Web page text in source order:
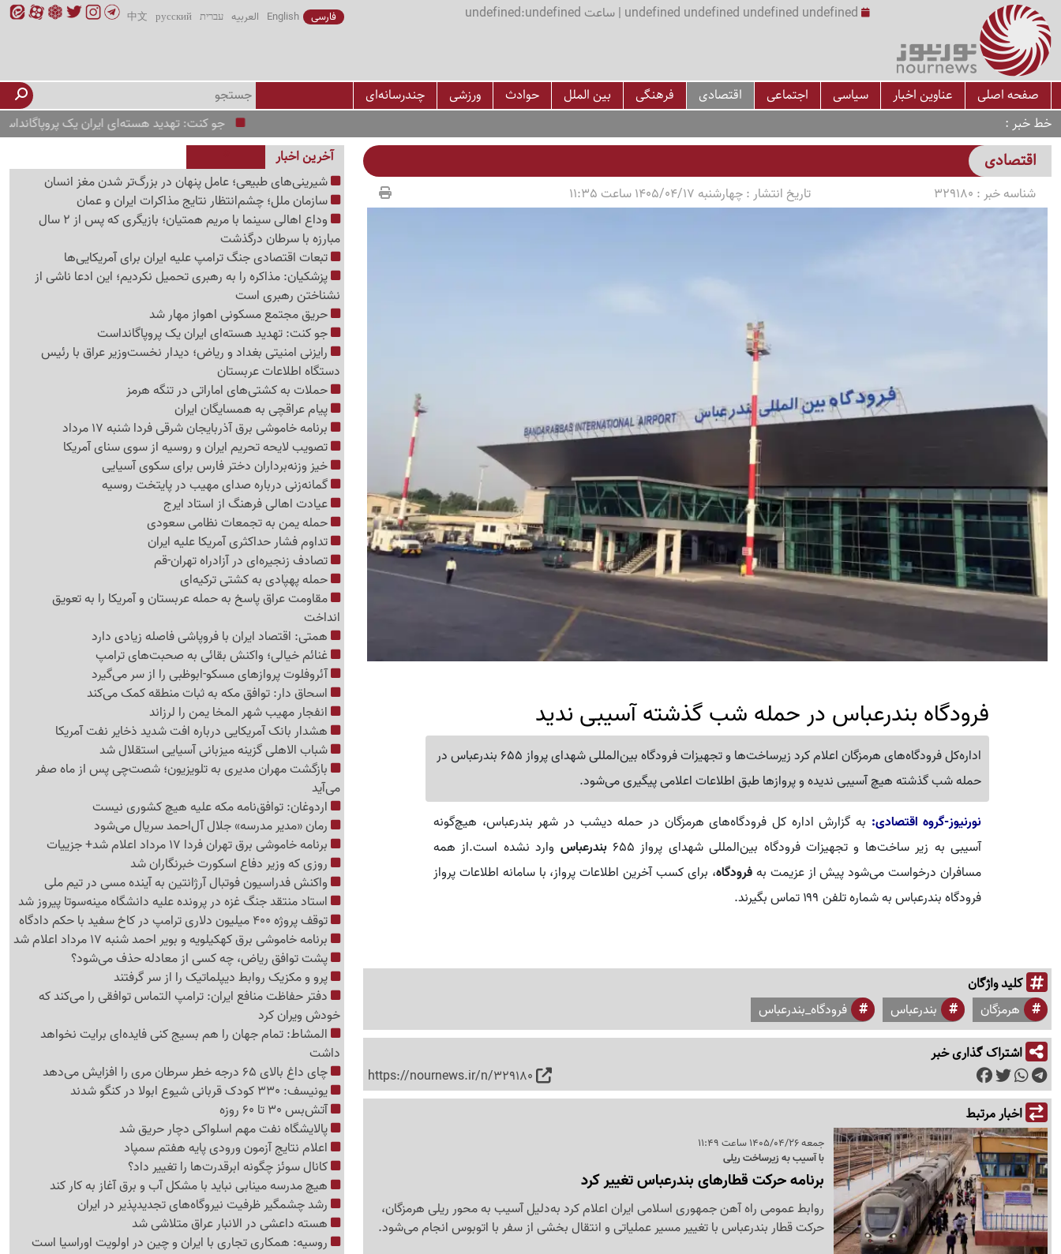
undefined undefined undefined undefined | ساعت undefined:undefined فارسی English العربیه עברית русский
中文
صفحه اصلی عناوین اخبار سیاسی اجتماعی اقتصادی فرهنگی بین الملل حوادث ورزشی
چندرسانه‌ای
خط خبر
جو کنت: تهدید هسته‌ای ایران یک پروپاگانداست
اقتصادی
شناسه خبر : 329180 تاریخ انتشار :چهارشنبه 1405/04/17 ساعت 11:35
فرودگاه بندرعباس در حمله شب گذشته آسیبی ندید
اداره‌کل فرودگاه‌های هرمزگان اعلام کرد زیرساخت‌ها و تجهیزات فرودگاه بین‌المللی شهدای پرواز 655 بندرعباس در
حمله شب گذشته هیچ آسیبی ندیده و پروازها طبق اطلاعات اعلامی پیگیری می‌شود.
نورنیوز-گروه اقتصادی: به گزارش اداره کل فرودگاه‌های هرمزگان در حمله دیشب در شهر بندرعباس، هیچ‌گونه
آسیبی به زیر ساخت‌ها و تجهیزات فرودگاه بین‌المللی شهدای پرواز ۶۵۵
بندرعباس وارد نشده است.از همه
مسافران درخواست می‌شود پیش از عزیمت بهفرودگاه، برای کسب آخرین اطلاعات پرواز، با سامانه اطلاعات پرواز
فرودگاه بندرعباس به شماره تلفن ۱۹۹ تماس بگیرند.
کلید واژگان
هرمزگان بندرعباس فرودگاه_بندرعباس
اشتراک گذاری خبر
https://nournews.ir/n/329180
اخبار مرتبط
جمعه 1405/04/26 ساعت 11:49
با آسیب به زیرساخت ریلی
برنامه حرکت قطارهای بندرعباس تغییر کرد
روابط عمومی راه آهن جمهوری اسلامی ایران اعلام کرد به‌دلیل آسیب به محور ریلی هرمزگان،
حرکت قطار بندرعباس با تغییر مسیر عملیاتی و انتقال بخشی از سفر با اتوبوس انجام می‌شود.
آخرین اخبار
شیرینی‌های طبیعی؛ عامل پنهان در بزرگ‌تر شدن مغز انسان
سازمان ملل؛ چشم‌انتظار نتایج مذاکرات ایران و عمان
وداع اهالی سینما با مریم همتیان؛ بازیگری که پس از 2 سال
مبارزه با سرطان درگذشت
تبعات اقتصادی جنگ ترامپ علیه ایران برای آمریکایی‌ها
پزشکیان: مذاکره را به رهبری تحمیل نکردیم؛ این ادعا ناشی از
نشناختن رهبری است
حریق مجتمع مسکونی اهواز مهار شد
جو کنت: تهدید هسته‌ای ایران یک پروپاگانداست
رایزنی امنیتی بغداد و ریاض؛ دیدار نخست‌وزیر عراق با رئیس
دستگاه اطلاعات عربستان
حملات به کشتی‌های اماراتی در تنگه هرمز
پیام عراقچی به همسایگان ایران
برنامه خاموشی برق آذربایجان شرقی فردا شنبه 17 مرداد
تصویب لایحه تحریم ایران و روسیه از سوی سنای آمریکا
خیز وزنه‌برداران دختر فارس برای سکوی آسیایی
گمانه‌زنی درباره صدای مهیب در پایتخت روسیه
عیادت اهالی فرهنگ از استاد ایرج
حمله یمن به تجمعات نظامی سعودی
تداوم فشار حداکثری آمریکا علیه ایران
تصادف زنجیره‌ای در آزادراه تهران-قم
حمله پهپادی به کشتی ترکیه‌ای
مقاومت عراق پاسخ به حمله عربستان و آمریکا را به تعویق
انداخت
همتی: اقتصاد ایران با فروپاشی فاصله زیادی دارد
غنائم خیالی؛ واکنش بقائی به صحبت‌های ترامپ
آئروفلوت پروازهای مسکو-ابوظبی را از سر می‌گیرد
اسحاق دار: توافق مکه به ثبات منطقه کمک می‌کند
انفجار مهیب شهر المخا یمن را لرزاند
هشدار بانک آمریکایی درباره افت شدید ذخایر نفت آمریکا
شباب الاهلی گزینه میزبانی آسیایی استقلال شد
بازگشت مهران مدیری به تلویزیون؛ شصت‌چی پس از ماه صفر
می‌آید
اردوغان: توافق‌نامه مکه علیه هیچ کشوری نیست
رمان «مدیر مدرسه» جلال آل‌احمد سریال می‌شود
برنامه خاموشی برق تهران فردا 17 مرداد اعلام شد+ جزییات
روزی که وزیر دفاع اسکورت خبرنگاران شد
واکنش فدراسیون فوتبال آرژانتین به آینده مسی در تیم ملی
استاد منتقد جنگ غزه در پرونده علیه دانشگاه مینه‌سوتا پیروز شد
توقف پروژه 400 میلیون دلاری ترامپ در کاخ سفید با حکم دادگاه
برنامه خاموشی برق کهکیلویه و بویر احمد شنبه 17 مرداد اعلام شد
پشت توافق ریاض، چه کسی از معادله حذف می‌شود؟
پرو و مکزیک روابط دیپلماتیک را از سر گرفتند
دفتر حفاظت منافع ایران: ترامپ التماس توافقی را می‌کند که
خودش ویران کرد
المشاط: تمام جهان را هم بسیج کنی فایده‌ای برایت نخواهد
داشت
چای داغ بالای 65 درجه خطر سرطان مری را افزایش می‌دهد
یونیسف: 330 کودک قربانی شیوع ابولا در کنگو شدند
آتش‌بس 30 تا 60 روزه
پالایشگاه نفت مهم اسلواکی دچار حریق شد
اعلام نتایج آزمون ورودی پایه هفتم سمپاد
کانال سوئز چگونه ابرقدرت‌ها را تغییر داد؟
هیچ مدرسه مینابی نباید با مشکل آب و برق آغاز به کار کند
رشد چشمگیر ظرفیت نیروگاه‌های تجدیدپذیر در ایران
هسته داعشی در الانبار عراق متلاشی شد
روسیه: همکاری تجاری با ایران و چین در اولویت اوراسیا است